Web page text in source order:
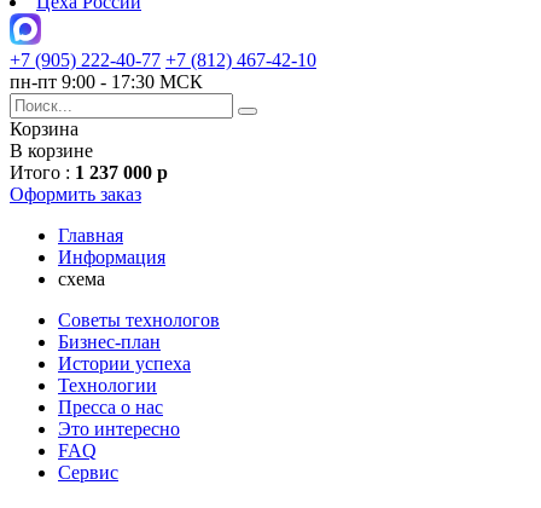
+7 (905) 222-40-77 +7 (812) 467-42-10
пн-пт 9:00 - 17:30 МСК
Корзина
В корзине
Итого : 1 237 000 р
Оформить заказ
Главная
Информация
схема
Советы технологов
Бизнес-план
Истории успеха
Технологии
Пресса о нас
Это интересно
FAQ
Сервис